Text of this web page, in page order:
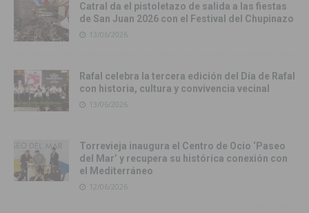
Catral da el pistoletazo de salida a las fiestas
de San Juan 2026 con el Festival del Chupinazo
13/06/2026
Rafal celebra la tercera edición del Día de Rafal
con historia, cultura y convivencia vecinal
13/06/2026
Torrevieja inaugura el Centro de Ocio ‘Paseo
del Mar’ y recupera su histórica conexión con
el Mediterráneo
12/06/2026